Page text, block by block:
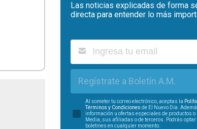
Las noticias explicadas de forma
directa para entender lo más
Regístrate a Boletín A.M.
Al someter tu correo electrónico, aceptas la
Términos y Condiciones de El Nuevo Día.
información u ofertas especiales de productos o
Media, sus afiliadas o de terceros. Podrás
boletines en cualquier momento.